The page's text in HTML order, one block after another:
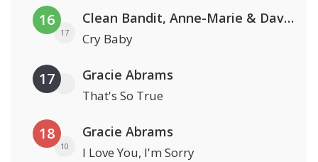
16
17
Clean Bandit, Anne-Marie & David Guetta
Cry Baby
17 Gracie Abrams
That's So True
18
10
Gracie Abrams
I Love You, I'm Sorry